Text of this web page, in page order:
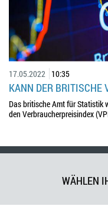
17.05.2022 10:35
KANN DER BRITISCHE
Das britische Amt für Statistik
den Verbraucherpreisindex
WÄHLEN